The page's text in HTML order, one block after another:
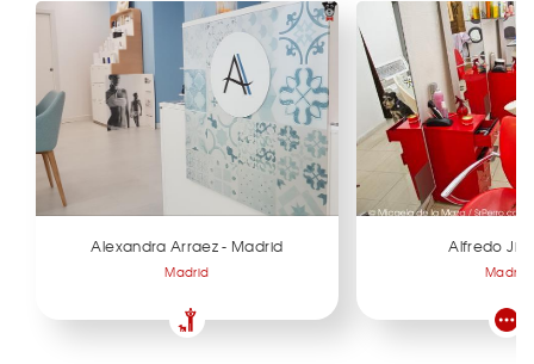
Alexandra Arraez - Madrid
Madrid
Alfredo
Madrid